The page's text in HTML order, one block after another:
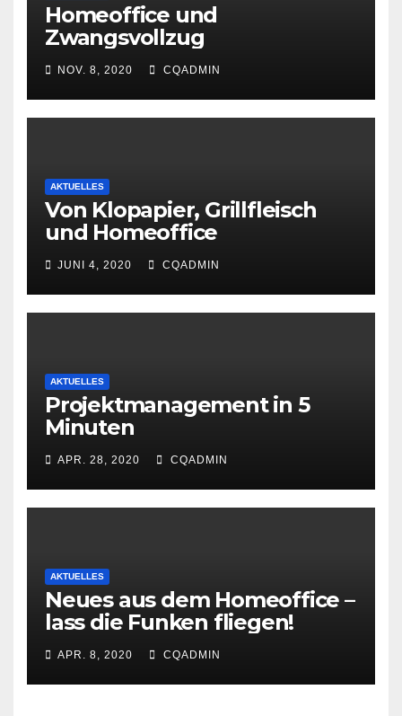
Homeoffice und
Zwangsvollzug
NOV. 8, 2020 CQADMIN
AKTUELLES
Von Klopapier, Grillfleisch
und Homeoffice
JUNI 4, 2020 CQADMIN
AKTUELLES
Projektmanagement in 5
Minuten
APR. 28, 2020 CQADMIN
AKTUELLES
Neues aus dem Homeoffice –
lass die Funken fliegen!
APR. 8, 2020 CQADMIN